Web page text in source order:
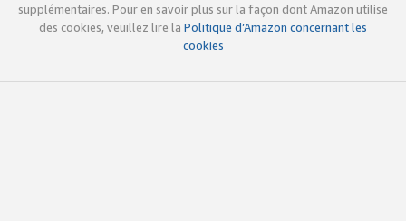
supplémentaires. Pour en savoir plus sur la façon dont Amazon utilise
des cookies, veuillez lire la Politique d’Amazon concernant les
cookies